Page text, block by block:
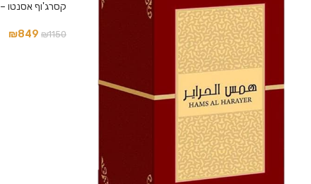
קסרג'וף אסנטו – XERJOFF ACCENTO E.D.P 100 ML
₪1150
₪849